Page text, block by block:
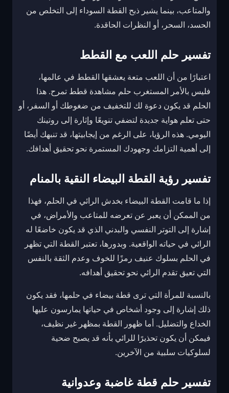
والمتاعب، بينما يشير ذبح القطة السوداء إلى التخلص من
الحسد، السحر، أو النظرات الحاقدة.
تفسير حلم اللعب مع القطط
اعتبارًا من أن اللعب متعة يعشقها القطط في عالمها،
فليس بالأمر المستغرب حلم مشاهدة قطط تمرح. هذا
الحلم قد يكون دعوة لك للتخفيف من ضغوطك أو السفر، أو
حتى تعلم هواية جديدة لتضفي تنويعًا وإثارة إلى روتينك
اليومي. هذه الرؤيا، على الرغم من إيجابيتها، قد تنبهك أيضًا
إلى أهمية التزامك وجهودك المستمرة نحو تحقيق أهدافك.
تفسير رؤية القطة البيضاء النقية بالمنام
إذا ما قامت القطة البيضاء بخدش الرائي في الحلم، فهذا
من الممكن أن يعبر عن تعرضه للمتاعب والأمراض، في
إشارة إلى التوتر النفسي والبدني الذي قد يكون خاضعًا له
الرائي في حياته الواقعية. وبدورها، تعتبر القطة التي تظهر
في الحلم بسلوك عنيف رمزًا للخوف وعدم الثقة بالنفس
التي تعيق تقدم الرائي نحو تحقيق أهدافه.
بالنسبة للمرأة التي ترى قطة بيضاء في حلمها، فقد يكون
ذلك إشارة إلى وجود أشخاص في حياتها يمارسون عليها
الخداع والتضليل. أما ظهور القطة بمظهر غير نظيف،
فيمكن أن يكون تحذيرًا للرائي بأنه قد يصبح ضحية
لسلوكيات سلبية من الآخرين.
تفسير حلم قطة غاضبة وعدوانية